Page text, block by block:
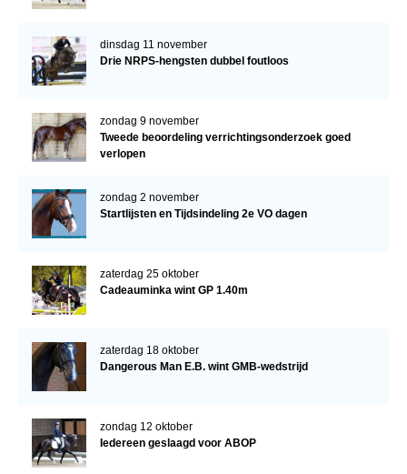
dinsdag 11 november
Drie NRPS-hengsten dubbel foutloos
zondag 9 november
Tweede beoordeling verrichtingsonderzoek goed
verlopen
zondag 2 november
Startlijsten en Tijdsindeling 2e VO dagen
zaterdag 25 oktober
Cadeauminka wint GP 1.40m
zaterdag 18 oktober
Dangerous Man E.B. wint GMB-wedstrijd
zondag 12 oktober
Iedereen geslaagd voor ABOP